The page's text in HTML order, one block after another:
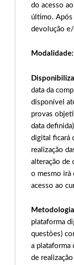
do acesso
último. Após
devolução
Modalidade:
data da
disponível
provas
data
digital ficará
realização
alteração de
o mesmo irá
acesso ao
plataforma
questões)
a plataforma
de